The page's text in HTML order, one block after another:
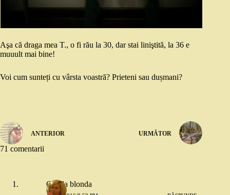
Aşa că draga mea T., o fi rău la 30, dar stai liniştită, la 36 e
muuult mai bine!
Voi cum sunteți cu vârsta voastră? Prieteni sau dușmani?
ANTERIOR URMĂTOR
71 comentarii
Copila blonda